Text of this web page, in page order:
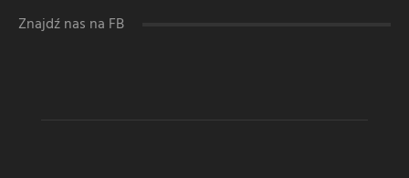
Znajdź nas na FB